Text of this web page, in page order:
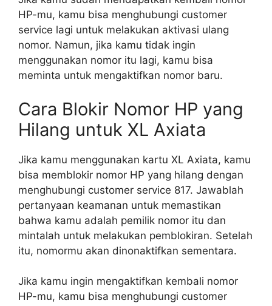
HP-mu, kamu bisa menghubungi customer
service lagi untuk melakukan aktivasi ulang
nomor. Namun, jika kamu tidak ingin
menggunakan nomor itu lagi, kamu bisa
meminta untuk mengaktifkan nomor baru.
Cara Blokir Nomor HP yang
Hilang untuk XL Axiata
Jika kamu menggunakan kartu XL Axiata, kamu
bisa memblokir nomor HP yang hilang dengan
menghubungi customer service 817. Jawablah
pertanyaan keamanan untuk memastikan
bahwa kamu adalah pemilik nomor itu dan
mintalah untuk melakukan pemblokiran. Setelah
itu, nomormu akan dinonaktifkan sementara.
Jika kamu ingin mengaktifkan kembali nomor
HP-mu, kamu bisa menghubungi customer